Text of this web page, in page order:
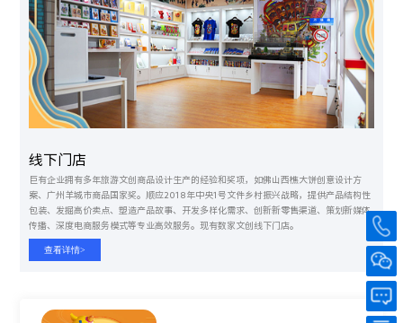
线下门店
巨有企业拥有多年旅游文创商品设计生产的经验和奖项，如佛山西樵大饼创意设计方
案、广州羊城市商品国家奖。顺应2018年中央1号文件乡村振兴战略，提供产品结构性
包装、发掘高价卖点、塑造产品故事、开发多样化需求、创新新零售渠道、策划新媒体
传播、深度电商服务模式等专业高效服务。现有数家文创线下门店。
查看详情>